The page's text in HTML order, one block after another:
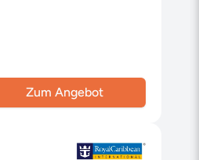
Zum Angebot